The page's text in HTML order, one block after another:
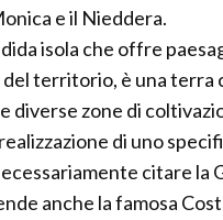
e il Nieddera.
isola che offre
territorio, è una terra
diverse zone di
di uno
citare la
anche la famosa